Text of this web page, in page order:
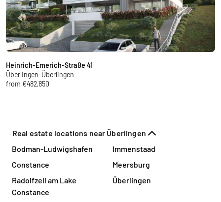
Heinrich-Emerich-Straße 41
Überlingen-Überlingen
from €482,850
Real estate locations near Überlingen
Bodman-Ludwigshafen
Immenstaad
Constance
Meersburg
Radolfzell am Lake
Constance
Überlingen